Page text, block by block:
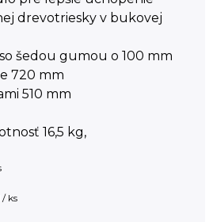
drevotriesky v bukovej
šedou gumou o 100 mm
720 mm
510 mm
16,5 kg,
/ ks